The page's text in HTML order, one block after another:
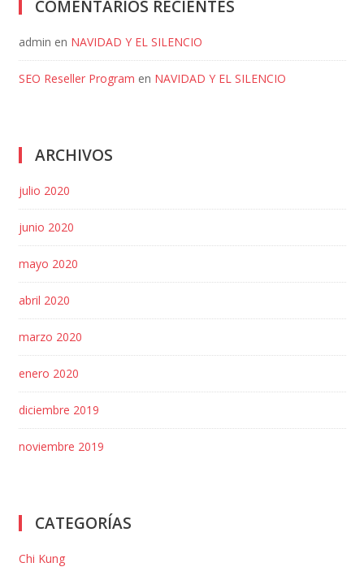
COMENTARIOS RECIENTES
admin en NAVIDAD Y EL SILENCIO
SEO Reseller Program en NAVIDAD Y EL SILENCIO
ARCHIVOS
julio 2020
junio 2020
mayo 2020
abril 2020
marzo 2020
enero 2020
diciembre 2019
noviembre 2019
CATEGORÍAS
Chi Kung